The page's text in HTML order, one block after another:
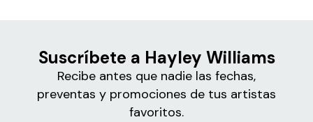
Suscríbete a Hayley Williams
Recibe antes que nadie las fechas,
preventas y promociones de tus artistas
favoritos.